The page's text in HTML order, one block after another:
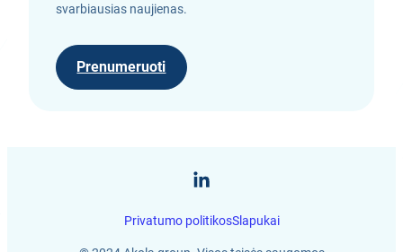
svarbiausias naujienas.
Prenumeruoti
Privatumo politikosSlapukai